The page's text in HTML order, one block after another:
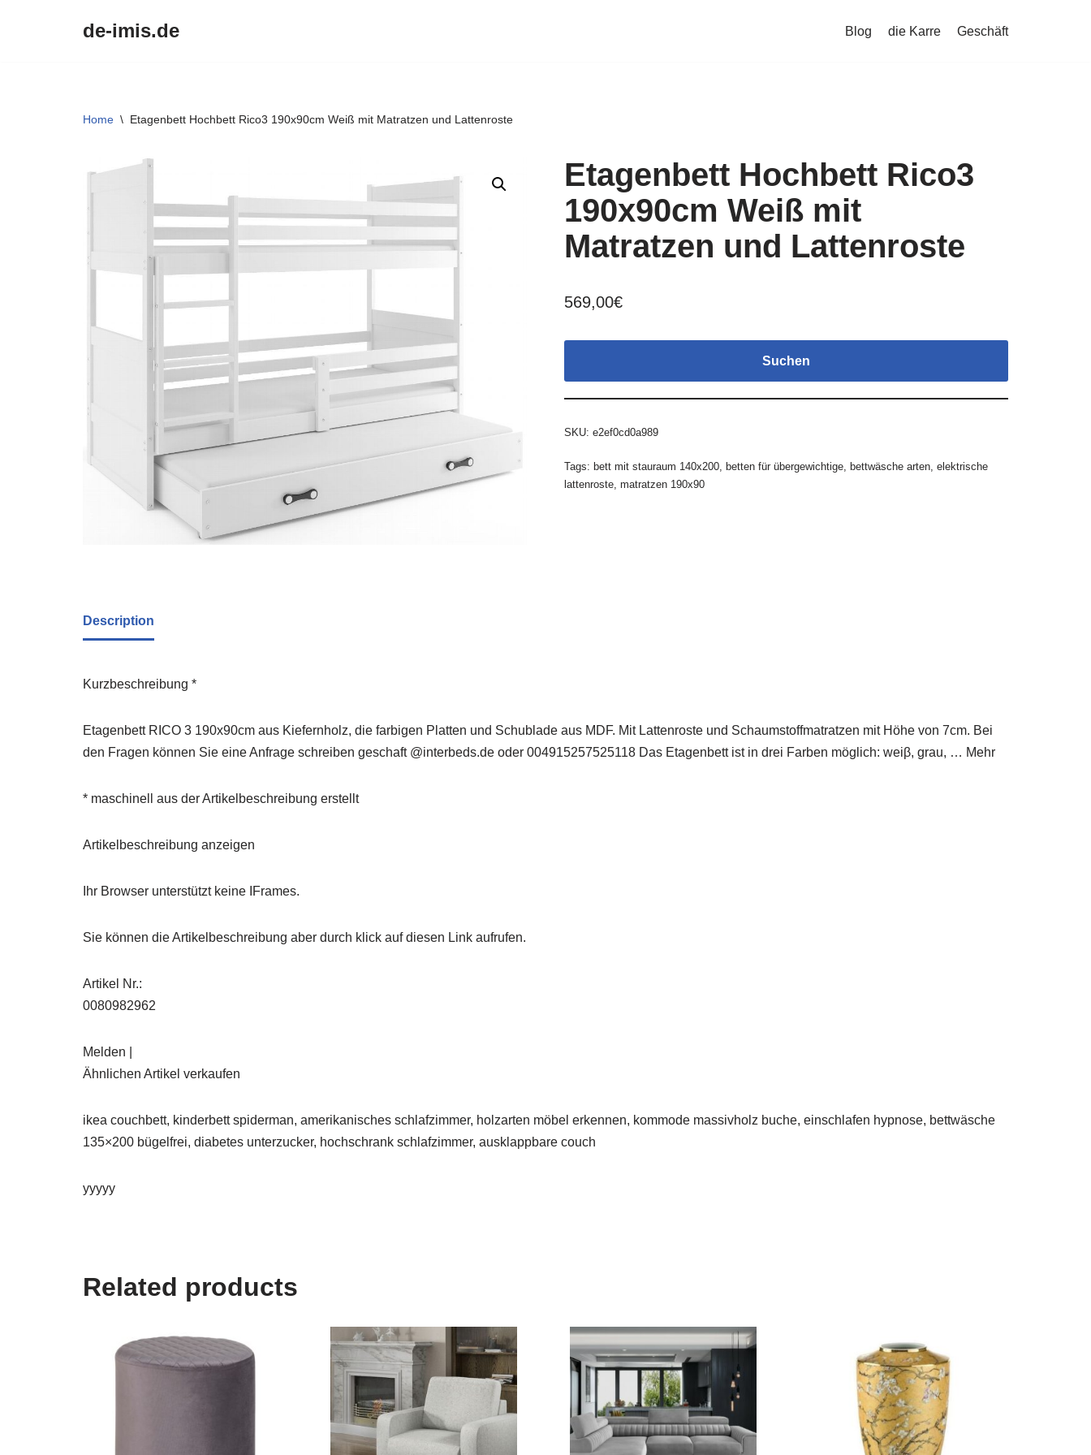
de-imis.de Blog die Karre Geschäft
Home \ Etagenbett Hochbett Rico3 190x90cm Weiß mit Matratzen und Lattenroste
Etagenbett Hochbett Rico3
190x90cm Weiß mit
Matratzen und Lattenroste
569,00€
Suchen
SKU: e2ef0cd0a989
Tags: bett mit stauraum 140x200, betten für übergewichtige, bettwäsche arten, elektrische
lattenroste, matratzen 190x90
Description
Kurzbeschreibung *
Etagenbett RICO 3 190x90cm aus Kiefernholz, die farbigen Platten und Schublade aus MDF. Mit Lattenroste und Schaumstoffmatratzen mit Höhe von 7cm. Bei
den Fragen können Sie eine Anfrage schreiben geschaft @interbeds.de oder 004915257525118 Das Etagenbett ist in drei Farben möglich: weiβ, grau, … Mehr
* maschinell aus der Artikelbeschreibung erstellt
Artikelbeschreibung anzeigen
Ihr Browser unterstützt keine IFrames.
Sie können die Artikelbeschreibung aber durch klick auf diesen Link aufrufen.
Artikel Nr.:
0080982962
Melden |
Ähnlichen Artikel verkaufen
ikea couchbett, kinderbett spiderman, amerikanisches schlafzimmer, holzarten möbel erkennen, kommode massivholz buche, einschlafen hypnose, bettwäsche
135×200 bügelfrei, diabetes unterzucker, hochschrank schlafzimmer, ausklappbare couch
yyyyy
Related products